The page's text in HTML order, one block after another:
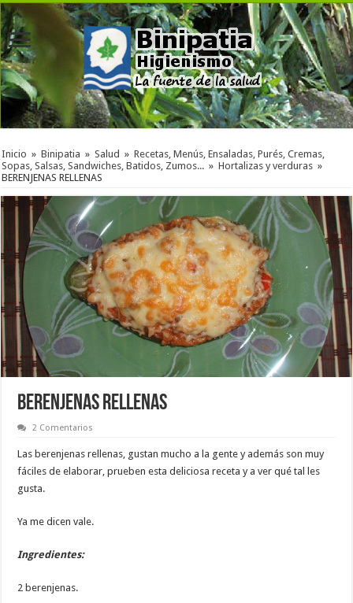
Inicio » Binipatia » Salud » Recetas, Menús, Ensaladas, Purés, Cremas,
Sopas, Salsas, Sandwiches, Batidos, Zumos... » Hortalizas y verduras »
BERENJENAS RELLENAS
BERENJENAS RELLENAS
2 Comentarios
Las berenjenas rellenas, gustan mucho a la gente y además son muy
fáciles de elaborar, prueben esta deliciosa receta y a ver qué tal les
gusta.
Ya me dicen vale.
Ingredientes:
2 berenjenas.